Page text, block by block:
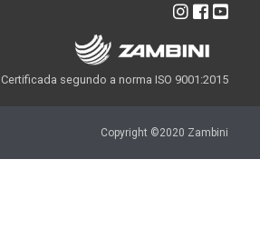
Certificada segundo a norma ISO 9001:2015
Copyright ©2020 Zambini